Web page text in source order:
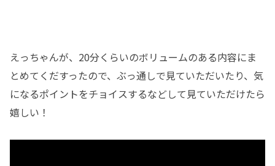
えっちゃんが、20分くらいのボリュームのある内容にま
とめてくだすったので、ぶっ通しで見ていただいたり、気
になるポイントをチョイスするなどして見ていただけたら
嬉しい！